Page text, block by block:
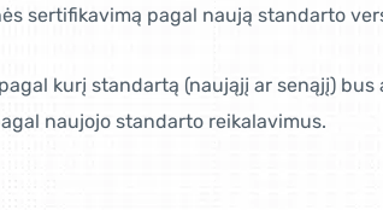
sertifikavimą pagal naują standarto
kurį standartą (naująjį ar senąjį) bus
naujojo standarto reikalavimus.